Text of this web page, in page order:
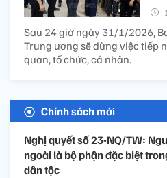
Sau 24 giờ ngày 31/1/2026,
Trung ương sẽ dừng việc tiếp
quan, tổ chức, cá nhân.
Chính sách mới
Nghị quyết số 23-NQ/TW:
ngoài là bộ phận đặc biệt
dân tộc